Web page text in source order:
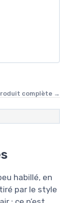
complète →
habillé, en
par le style